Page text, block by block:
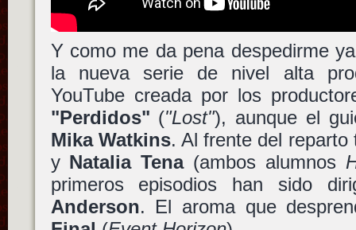
Y como me da pena despedirme
la nueva serie de nivel alta
YouTube creada por los
"Perdidos" ("Lost"), aunque el
Mika Watkins. Al frente del
y Natalia Tena(ambos alumnos
primeros episodios han sido
Anderson. El aroma que